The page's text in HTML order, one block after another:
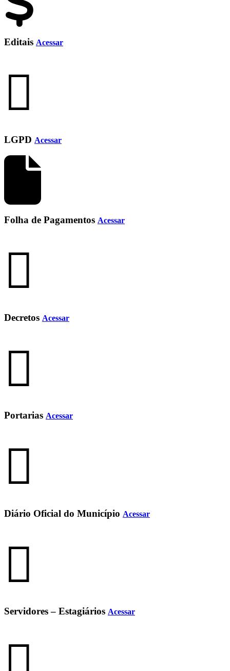
Editais Acessar
LGPD Acessar
Folha de Pagamentos Acessar
Decretos Acessar
Portarias Acessar
Diário Oficial do Município Acessar
Servidores – Estagiários Acessar